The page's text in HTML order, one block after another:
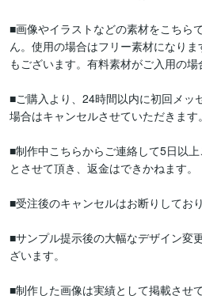
■画像やイラストなどの素材をこちら
ん。使用の場合はフリー素材になり
もございます。有料素材がご入用の場
■ご購入より、24時間以内に初回メッ
場合はキャンセルさせていただきます。
■制作中こちらからご連絡して5日以
とさせて頂き、返金はできかねます。
■受注後のキャンセルはお断りしており
■サンプル提示後の大幅なデザイン変
ざいます。
■制作した画像は実績として掲載させ